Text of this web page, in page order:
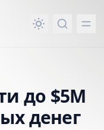
до $5M
денег